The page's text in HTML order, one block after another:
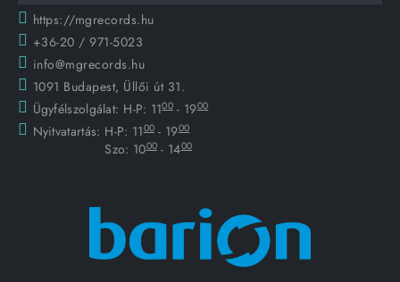
https://mgrecords.hu
+36-20 / 971-5023
info@mgrecords.hu
1091 Budapest, Üllői út 31.
Ügyfélszolgálat: H-P: 1100 - 1900
Nyitvatartás: H-P: 1100 - 1900
Szo: 1000 - 1400